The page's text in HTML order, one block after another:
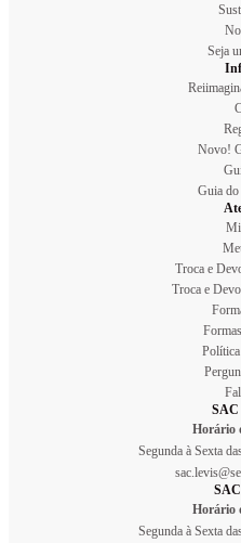
Seja
Novo!
Guia do
Troca e
Troca e
Horário
Segunda à Sexta
Horário
Segunda à Sexta